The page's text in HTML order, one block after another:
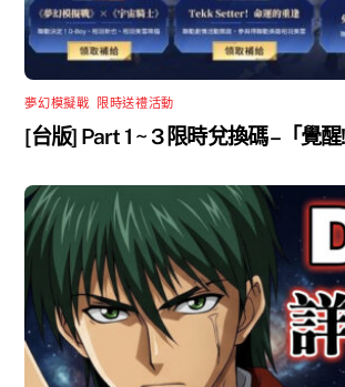
夢幻模擬戰 限時送禮活動
[台版] Part 1 ~ 3 限時兌換碼 –「覺醒